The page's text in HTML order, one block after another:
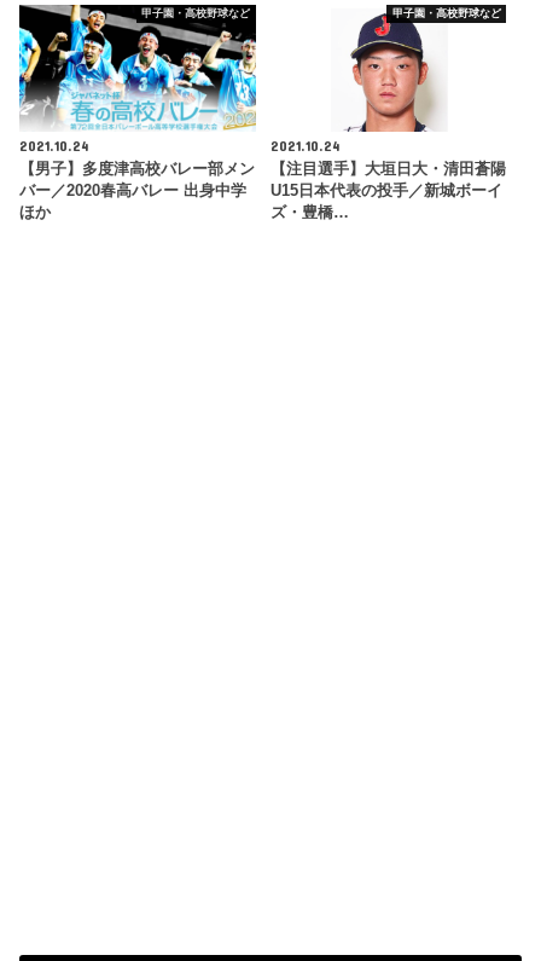
甲子園・高校野球など
2021.10.24
【男子】多度津高校バレー部メン
バー／2020春高バレー 出身中学
ほか
甲子園・高校野球など
2021.10.24
【注目選手】大垣日大・清田蒼陽
U15日本代表の投手／新城ボーイ
ズ・豊橋…